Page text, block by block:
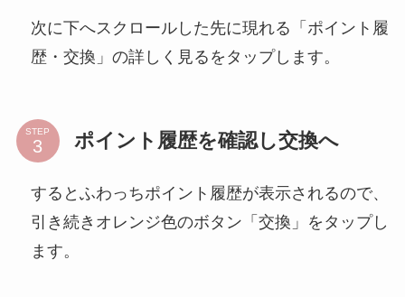
次に下へスクロールした先に現れる「ポイント履
歴・交換」の詳しく見るをタップします。
STEP ポイント履歴を確認し交換へ
するとふわっちポイント履歴が表示されるので、
引き続きオレンジ色のボタン「交換」をタップし
ます。